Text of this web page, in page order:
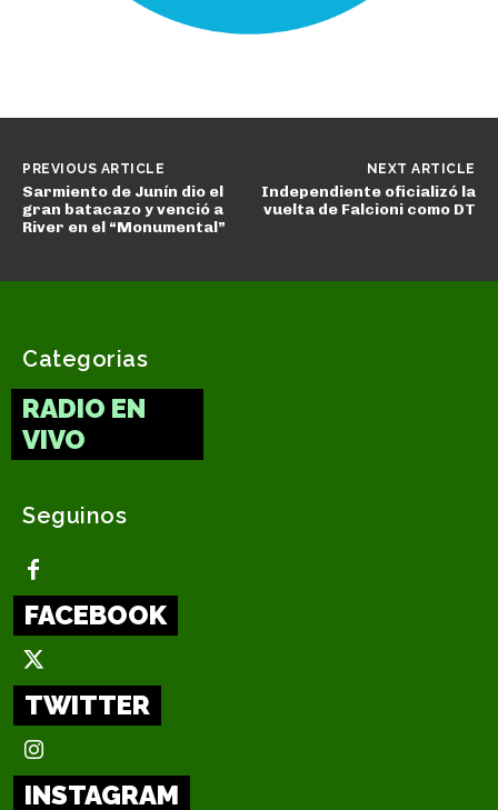
PREVIOUS ARTICLE
Sarmiento de Junín dio el
gran batacazo y venció a
River en el “Monumental”
NEXT ARTICLE
Independiente oficializó la
vuelta de Falcioni como DT
Categorias
RADIO EN
VIVO
Seguinos
FACEBOOK
TWITTER
INSTAGRAM